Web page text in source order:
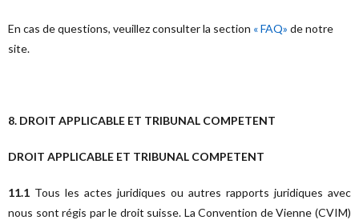
En cas de questions, veuillez consulter la section « FAQ» de notre
site.
8. DROIT APPLICABLE ET TRIBUNAL COMPETENT
DROIT APPLICABLE ET TRIBUNAL COMPETENT
11.1 Tous les actes juridiques ou autres rapports juridiques avec
nous sont régis par le droit suisse. La Convention de Vienne (CVIM)